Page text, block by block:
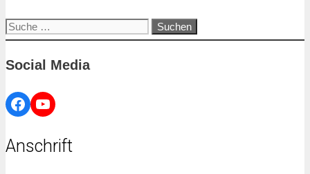
Suche
nach:
Social Media
Facebook
YouTube
Anschrift